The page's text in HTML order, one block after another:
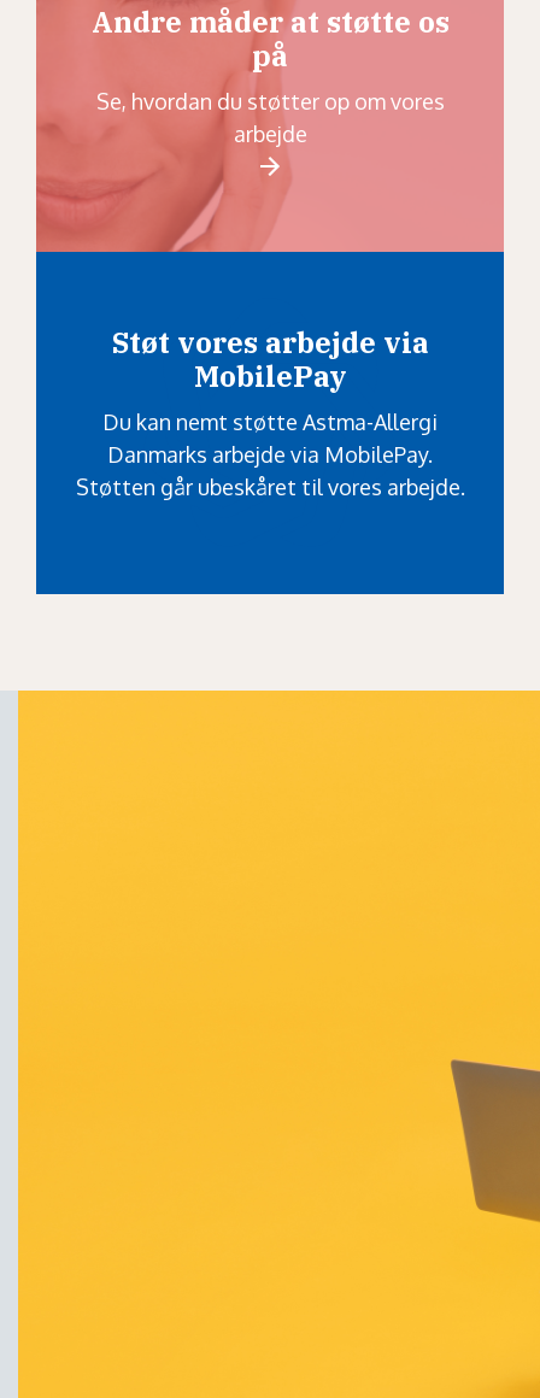
Andre måder at støtte os
på
Se, hvordan du støtter op om vores
arbejde
Støt vores arbejde via
MobilePay
Du kan nemt støtte Astma-Allergi
Danmarks arbejde via MobilePay.
Støtten går ubeskåret til vores arbejde.